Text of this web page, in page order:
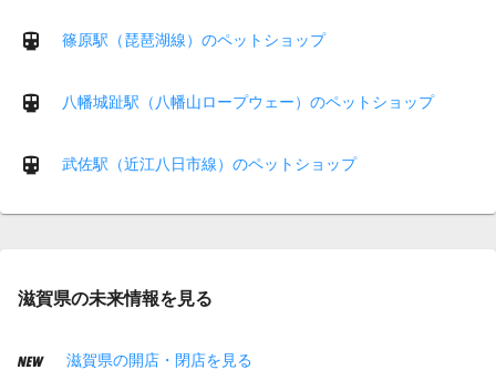
篠原駅（琵琶湖線）のペットショップ
八幡城趾駅（八幡山ロープウェー）のペットショップ
武佐駅（近江八日市線）のペットショップ
滋賀県の未来情報を見る
滋賀県の開店・閉店を見る